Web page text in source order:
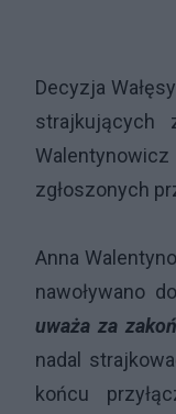
Decyzja
strajkujących
Walentynowicz
zgłoszonych
Anna
nawoływano
uważa za
nadal
końcu